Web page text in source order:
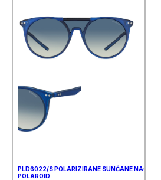
PLD6022/S POLARIZIRANE SUNČANE NAOČALE
POLAROID